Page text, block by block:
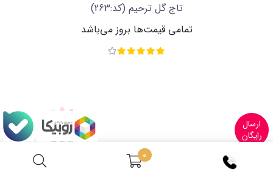
0
تاج گل ترحیم (کد:263)
تمامی قیمت‌ها بروز می‌باشد
ارسال
رایگان